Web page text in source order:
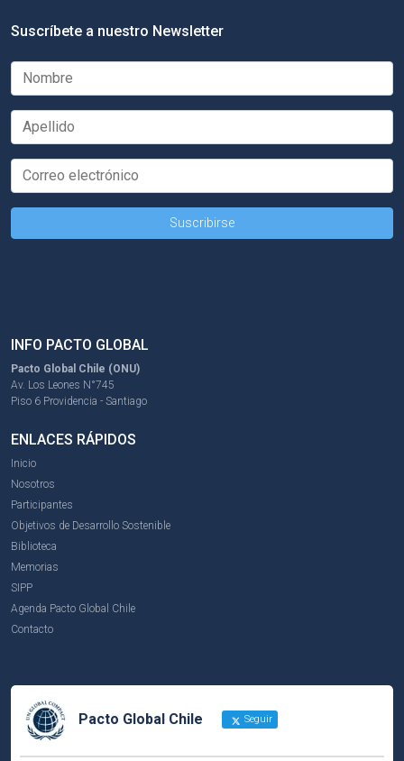
Suscríbete a nuestro Newsletter
INFO PACTO GLOBAL
Pacto Global Chile (ONU)
Av. Los Leones N°745
Piso 6 Providencia - Santiago
ENLACES RÁPIDOS
Inicio
Nosotros
Participantes
Objetivos de Desarrollo Sostenible
Biblioteca
Memorias
SIPP
Agenda Pacto Global Chile
Contacto
Pacto Global Chile Seguir